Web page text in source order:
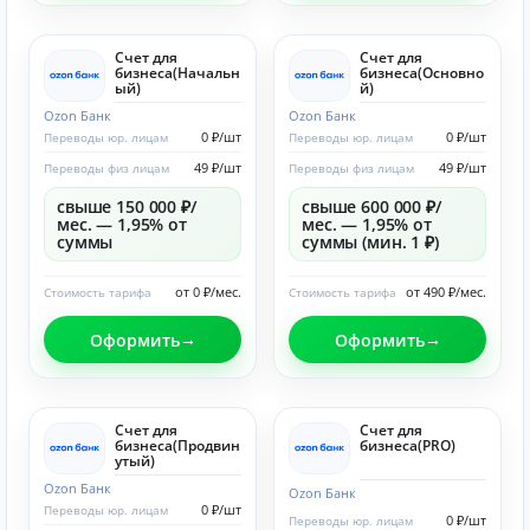
Счет для
бизнеса(Начальн
ый)
Ozon Банк
0 ₽/шт
Переводы юр. лицам
49 ₽/шт
Переводы физ лицам
свыше 150 000 ₽/
мес. — 1,95% от
суммы
от 0 ₽/мес.
Стоимость тарифа
Оформить
Счет для
бизнеса(Основно
й)
Ozon Банк
0 ₽/шт
Переводы юр. лицам
49 ₽/шт
Переводы физ лицам
свыше 600 000 ₽/
мес. — 1,95% от
суммы (мин. 1 ₽)
от 490 ₽/мес.
Стоимость тарифа
Оформить
Счет для
бизнеса(Продвин
утый)
Ozon Банк
0 ₽/шт
Переводы юр. лицам
Счет для
бизнеса(PRO)
Ozon Банк
0 ₽/шт
Переводы юр. лицам